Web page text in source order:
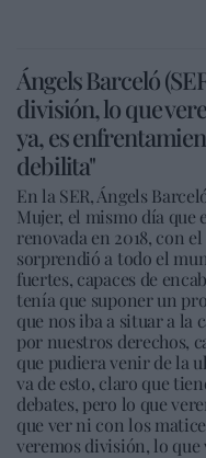
Ángels Barceló
división, lo que
ya, es
debilita"
En la SER, Ángels
Mujer, el mismo día
renovada en 2018, con
sorprendió a todo el
fuertes, capaces de
tenía que suponer un
que nos iba a situar a la
por nuestros derechos,
que pudiera venir de la
va de esto, claro que
debates, pero lo que
que ver ni con los
veremos división, lo que